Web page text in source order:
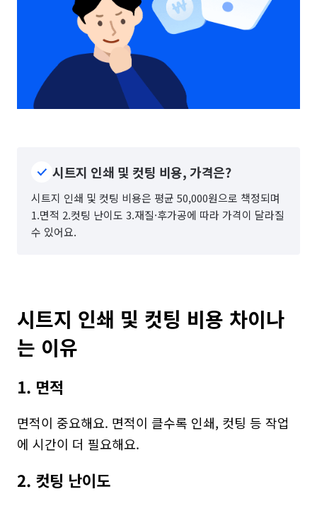
시트지 인쇄 및 컷팅 비용, 가격은?
시트지 인쇄 및 컷팅 비용은 평균 50,000원으로 책정되며
1.면적 2.컷팅 난이도 3.재질·후가공에 따라 가격이 달라질
수 있어요.
시트지 인쇄 및 컷팅 비용 차이나
는 이유
1. 면적
면적이 중요해요. 면적이 클수록 인쇄, 컷팅 등 작업
에 시간이 더 필요해요.
2. 컷팅 난이도